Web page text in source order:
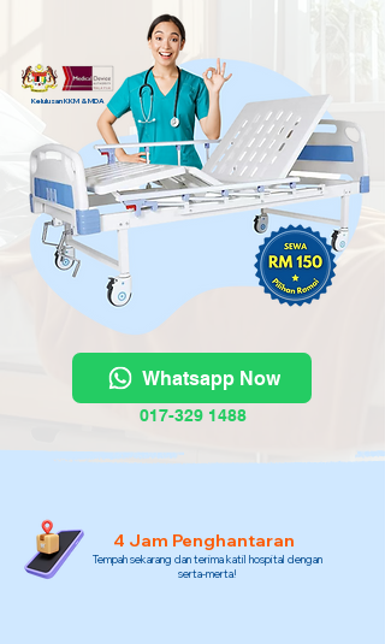
Kelulusan KKM & MDA
Whatsapp Now
017-329 1488
4 Jam Penghantaran
Tempah sekarang dan terima katil hospital dengan
serta-merta!